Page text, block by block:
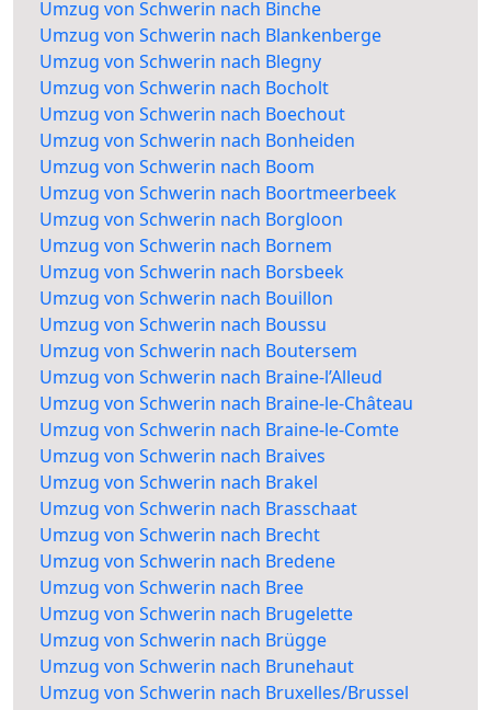
Umzug von Schwerin nach Binche
Umzug von Schwerin nach Blankenberge
Umzug von Schwerin nach Blegny
Umzug von Schwerin nach Bocholt
Umzug von Schwerin nach Boechout
Umzug von Schwerin nach Bonheiden
Umzug von Schwerin nach Boom
Umzug von Schwerin nach Boortmeerbeek
Umzug von Schwerin nach Borgloon
Umzug von Schwerin nach Bornem
Umzug von Schwerin nach Borsbeek
Umzug von Schwerin nach Bouillon
Umzug von Schwerin nach Boussu
Umzug von Schwerin nach Boutersem
Umzug von Schwerin nach Braine-l’Alleud
Umzug von Schwerin nach Braine-le-Château
Umzug von Schwerin nach Braine-le-Comte
Umzug von Schwerin nach Braives
Umzug von Schwerin nach Brakel
Umzug von Schwerin nach Brasschaat
Umzug von Schwerin nach Brecht
Umzug von Schwerin nach Bredene
Umzug von Schwerin nach Bree
Umzug von Schwerin nach Brugelette
Umzug von Schwerin nach Brügge
Umzug von Schwerin nach Brunehaut
Umzug von Schwerin nach Bruxelles/Brussel